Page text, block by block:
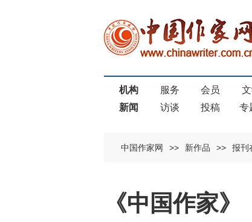
机构 服务 会员
新闻
访谈 投稿 专
中国作家网 >> 新作品 >> 报刊
《中国作家